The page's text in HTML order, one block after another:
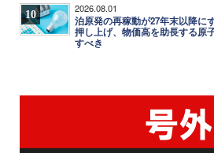
10 2026.08.01
泊原発の再稼動が27年末以降に
押し上げ、物価高を助長する原
すべき